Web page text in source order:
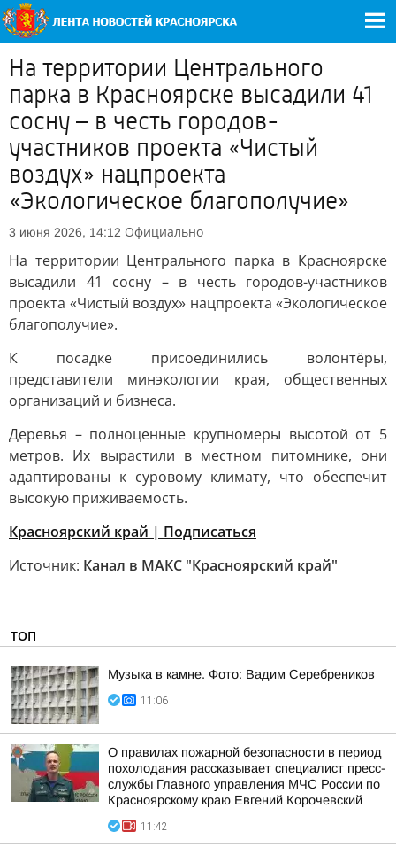
На территории Центрального
парка в Красноярске высадили 41
сосну – в честь городов-
участников проекта «Чистый
воздух» нацпроекта
«Экологическое благополучие»
3 июня 2026, 14:12 Официально
На территории Центрального парка в Красноярске
высадили 41 сосну – в честь городов-участников
проекта «Чистый воздух» нацпроекта «Экологическое
благополучие».
К посадке присоединились волонтёры,
представители минэкологии края, общественных
организаций и бизнеса.
Деревья – полноценные крупномеры высотой от 5
метров. Их вырастили в местном питомнике, они
адаптированы к суровому климату, что обеспечит
высокую приживаемость.
Красноярский край | Подписаться
Источник: Канал в МАКС "Красноярский край"
ТОП
Музыка в камне. Фото: Вадим Серебреников
11:06
О правилах пожарной безопасности в период
похолодания рассказывает специалист пресс-
службы Главного управления МЧС России по
Красноярскому краю Евгений Корочевский
11:42